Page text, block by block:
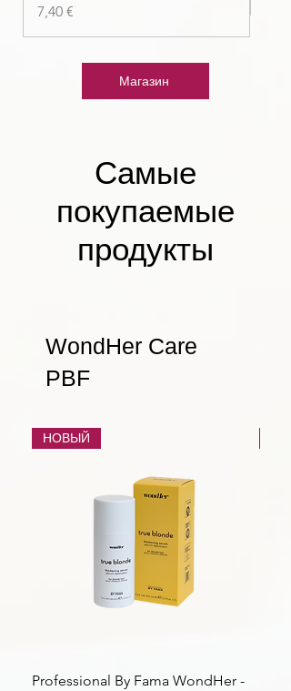
Цена
7,40 €
Магазин
Самые
покупаемые
продукты
WondHer Care
PBF
НОВЫЙ
Professional By Fama WondHer -